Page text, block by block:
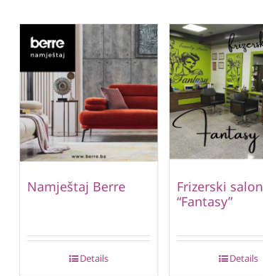
Namještaj Berre
Details
Frizerski salon
“Fantasy”
Details